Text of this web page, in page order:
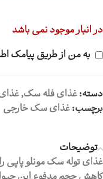
در انبار موجود نمی باشد
به من از طریق پیامک
دسته:غذای فله سگ,
برچسب:غذای سگ خارجی
توضیحات
غذای توله سگ مونلو پاپی